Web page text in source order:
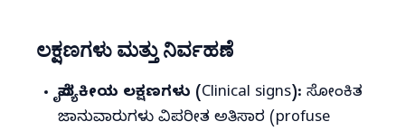
ಲಕ್ಷಣಗಳು ಮತ್ತು ನಿರ್ವಹಣೆ
ವೈದ್ಯಕೀಯ ಲಕ್ಷಣಗಳು (Clinical signs): ಸೋಂಕಿತ
ಜಾನುವಾರುಗಳು ವಿಪರೀತ ಅತಿಸಾರ (profuse